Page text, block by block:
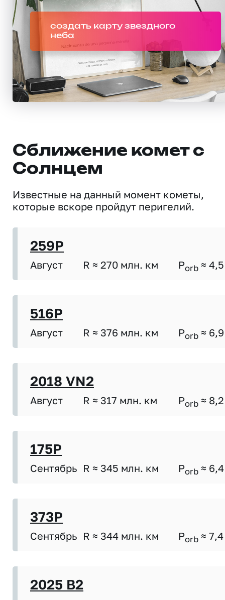
создать карту звездного
неба
Сближение комет с
Солнцем
Известные на данный момент кометы,
которые вскоре пройдут перигелий.
259P
Август R ≈ 270 млн. км Porb ≈ 4,5
516P
Август R ≈ 376 млн. км Porb ≈ 6,9
2018 VN2
Август R ≈ 317 млн. км Porb ≈ 8,2
175P
Сентябрь R ≈ 345 млн. км Porb ≈ 6,4
373P
Сентябрь R ≈ 344 млн. км Porb ≈ 7,4
2025 B2